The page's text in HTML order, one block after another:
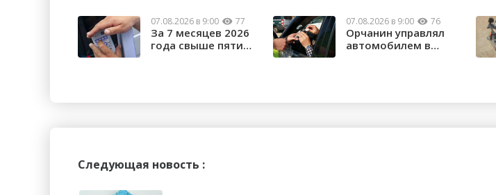
07.08.2026 в 9:00 77
За 7 месяцев 2026
года свыше пяти
07.08.2026 в 9:00 76
Орчанин управлял
автомобилем в
Следующая новость :